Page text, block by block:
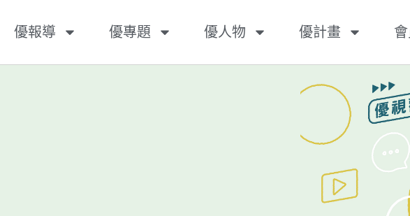
優報導 優專題 優人物 優計畫